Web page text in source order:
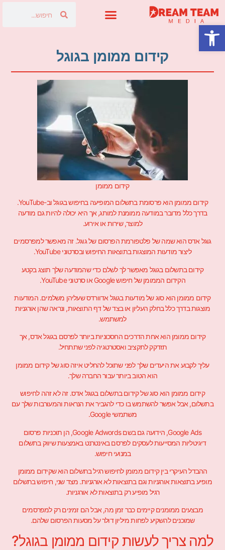
קידום ממומן בגוגל
קידום ממומן
קידום ממומן הוא פרסומת בתשלום המופיעה בחיפוש בגוגל וב-YouTube.
בדרך כלל מדובר במודעה ממומנת למותג, אך היא יכולה להיות גם מודעה
למוצר, שירות או אירוע.
גוגל אדס הוא שמה של פלטפורמת הפרסום של גוגל. זה מאפשר למפרסמים
ליצור מודעות המוצגות בתוצאות החיפוש ובסרטוני YouTube.
קידום בתשלום בגוגל מאפשר לך לשלם כדי שהמודעה שלך תוצג בקטע
הקידום הממומן של חיפוש Google או סרטוני YouTube.
קידום ממומן הוא סוג של מודעות בגוגל אדוורדס שעליהן משלמים. המודעות
מוצגות בדרך כלל בחלק העליון או בצד של דף התוצאות, ונראה שהן אורגניות
למשתמש.
קידום ממומן הוא אחת הדרכים החסכוניות ביותר לפרסם בגוגל אדס, אך
תזדקק לתקציב ואסטרטגיה לפני שתתחיל.
עליך לקבוע את היעדים שלך לפני שתוכל להחליט איזה סוג של קידום ממומן
הוא הטוב ביותר עבור החברה שלך.
קידום ממומן הוא סוג של קידום בתשלום בגוגל אדס. זה לא זהה לחיפוש
בתשלום, אבל אפשר להשתמש בו כדי להגביר את הנראות והמעורבות שלך עם
משתמשי Google.
Google Ads, הידועה גם בשם Google Adwords, הן תוכניות פרסום
דיגיטליות המסייעות לעסקים לפרסם באינטרנט באמצעות שיווק בתשלום
במנועי חיפוש.
ההבדל העיקרי בין קידום ממומן לחיפוש רגיל בתשלום הוא שקידום ממומן
מופיע בתוצאות אורגניות וגם בתוצאות לא אורגניות. מצד שני, חיפוש בתשלום
רגיל מופיע רק בתוצאות לא אורגניות.
מבצעים ממומנים קיימים כבר זמן מה, אבל הם זמינים רק למפרסמים
שמוכנים להשקיע לפחות מיליון דולר על מסעות הפרסום שלהם.
למה צריך לעשות קידום ממומן בגוגל?
פתח סרגל נגישות